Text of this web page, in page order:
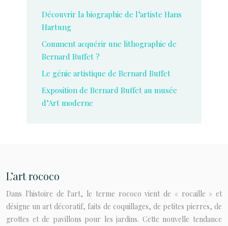
Découvrir la biographie de l’artiste Hans
Hartung
Comment acquérir une lithographie de
Bernard Buffet ?
Le génie artistique de Bernard Buffet
Exposition de Bernard Buffet au musée
d’Art moderne
L’art rococo
Dans l'histoire de l'art, le terme rococo vient de « rocaille » et
désigne un art décoratif, faits de coquillages, de petites pierres, de
grottes et de pavillons pour les jardins. Cette nouvelle tendance